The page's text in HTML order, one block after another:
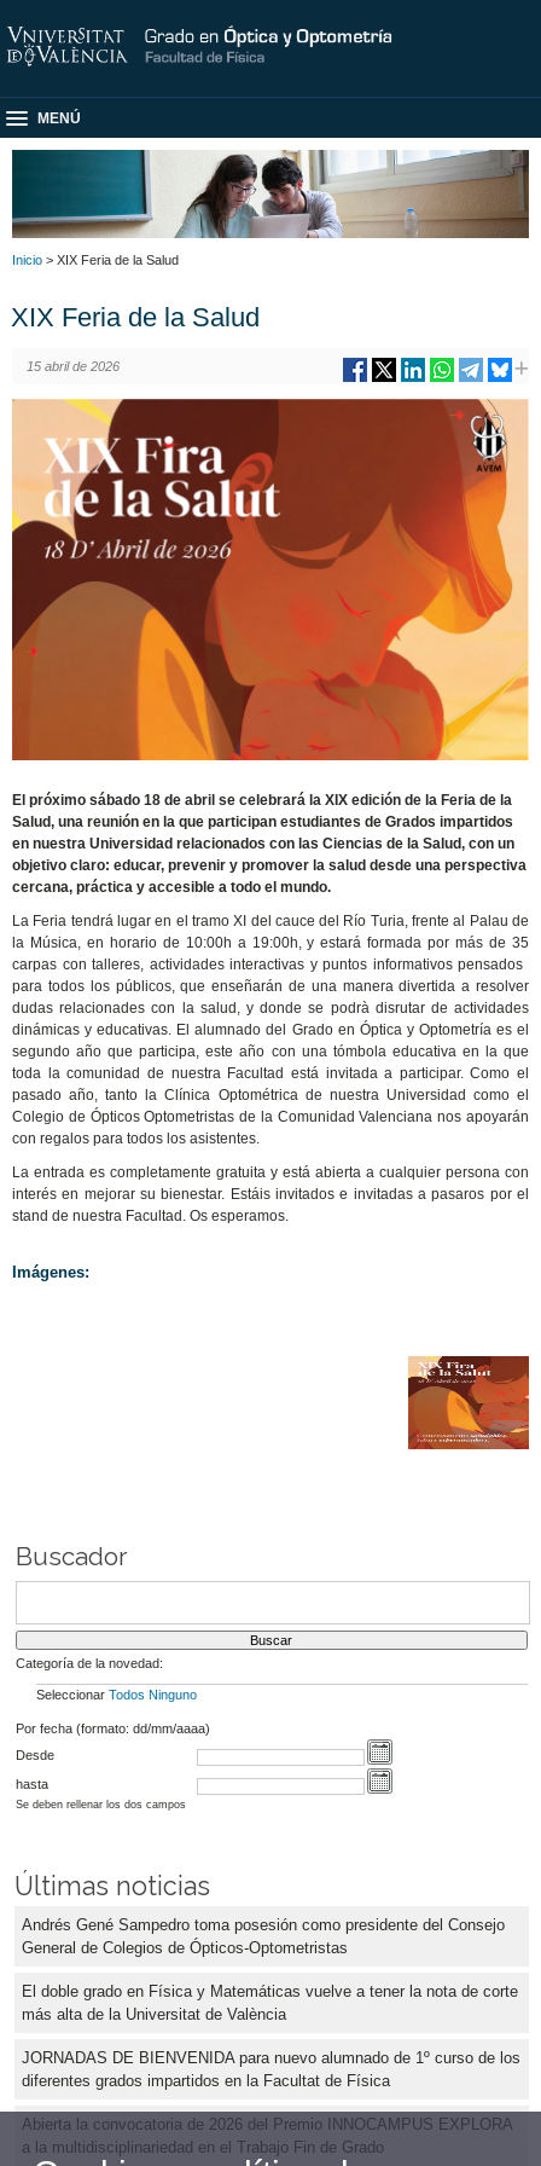
MENÚ
Inicio > XIX Feria de la Salud
XIX Feria de la Salud
15 abril de 2026
El próximo sábado 18 de abril se celebrará la XIX edición de la Feria de la
Salud, una reunión en la que participan estudiantes de Grados impartidos
en nuestra Universidad relacionados con las Ciencias de la Salud, con un
objetivo claro: educar, prevenir y promover la salud desde una perspectiva
cercana, práctica y accesible a todo el mundo.
La Feria tendrá lugar en el tramo XI del cauce del Río Turia, frente al Palau de
la Música, en horario de 10:00h a 19:00h, y estará formada por más de 35
carpas con talleres, actividades interactivas y puntos informativos pensados ​​
para todos los públicos, que enseñarán de una manera divertida a resolver
dudas relacionades con la salud, y donde se podrà disrutar de actividades
dinámicas y educativas. El alumnado del Grado en Óptica y Optometría es el
segundo año que participa, este año con una tómbola educativa en la que
toda la comunidad de nuestra Facultad está invitada a participar. Como el
pasado año, tanto la Clínica Optométrica de nuestra Universidad como el
Colegio de Ópticos Optometristas de la Comunidad Valenciana nos apoyarán
con regalos para todos los asistentes.
La entrada es completamente gratuita y está abierta a cualquier persona con
interés en mejorar su bienestar. Estáis invitados e invitadas a pasaros por el
stand de nuestra Facultad. Os esperamos.
Imágenes:
Buscador
Categoría de la novedad:
Seleccionar Todos Ninguno
Por fecha (formato: dd/mm/aaaa)
Desde
hasta
Se deben rellenar los dos campos
Últimas noticias
Andrés Gené Sampedro toma posesión como presidente del Consejo
General de Colegios de Ópticos-Optometristas
El doble grado en Física y Matemáticas vuelve a tener la nota de corte
más alta de la Universitat de València
JORNADAS DE BIENVENIDA para nuevo alumnado de 1º curso de los
diferentes grados impartidos en la Facultat de Física
Abierta la convocatoria de 2026 del Premio INNOCAMPUS EXPLORA
a la multidisciplinariedad en el Trabajo Fin de Grado